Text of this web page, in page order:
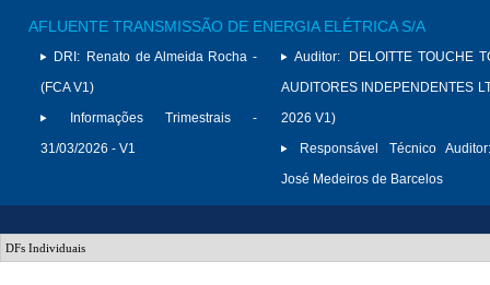
AFLUENTE TRANSMISSÃO DE ENERGIA ELÉTRICA S/A
DRI: Renato de Almeida Rocha -
(FCA V1)
Informações Trimestrais -
31/03/2026 - V1
Auditor:
DELOITTE TOUCHE
AUDITORES INDEPENDENTES
2026 V1)
Responsável Técnico
José Medeiros de Barcelos